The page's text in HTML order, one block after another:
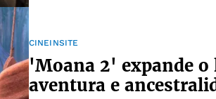
CINEINSITE
'Moana 2' expande o
aventura e